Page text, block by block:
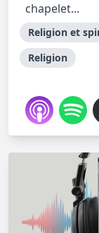
chapelet...
Religion et
Religion